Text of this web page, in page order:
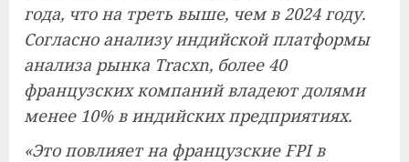
года, что на треть выше, чем в 2024 году.
Согласно анализу индийской платформы
анализа рынка Tracxn, более 40
французских компаний владеют долями
менее 10% в индийских предприятиях.
«Это повлияет на французские FPI в